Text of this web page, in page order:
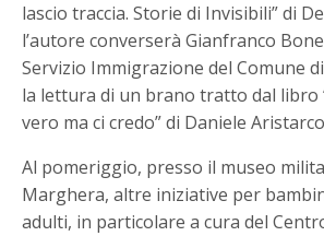
lascio traccia. Storie di Invisibili” di
l’autore converserà Gianfranco
Servizio Immigrazione del Comune
la lettura di un brano tratto dal libro
vero ma ci credo” di Daniele
Al pomeriggio, presso il museo
Marghera, altre iniziative per
adulti, in particolare a cura del